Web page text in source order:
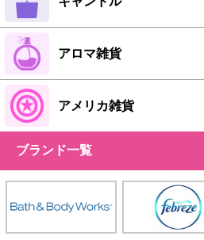
アロマ雑貨
アメリカ雑貨
ブランド一覧